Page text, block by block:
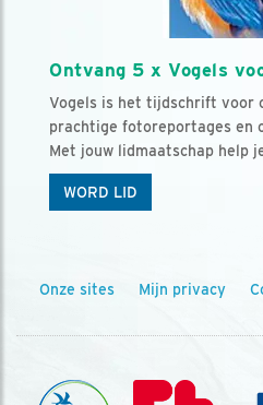
Ontvang 5 x Vogels
Vogels is het tijdschrift voor
prachtige fotoreportages en
Met jouw lidmaatschap help
WORD LID
Onze sites Mijn privacy